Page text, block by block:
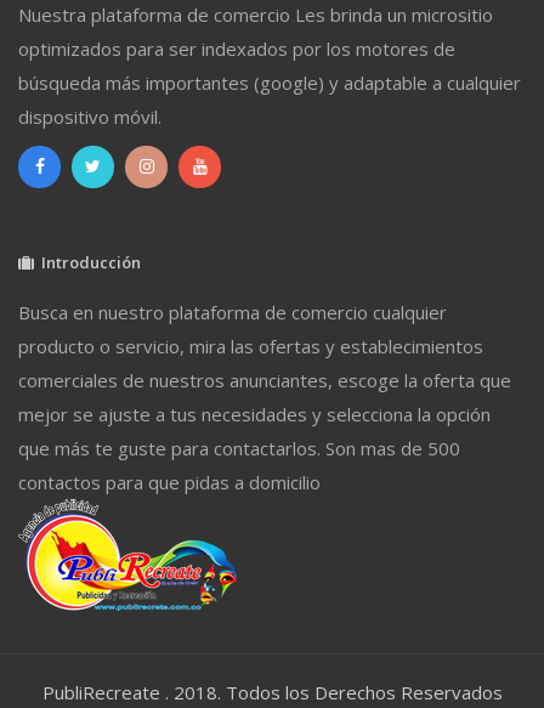
Nuestra plataforma de comercio Les brinda un micrositio
optimizados para ser indexados por los motores de
búsqueda más importantes (google) y adaptable a cualquier
dispositivo móvil.
Introducción
Busca en nuestro plataforma de comercio cualquier
producto o servicio, mira las ofertas y establecimientos
comerciales de nuestros anunciantes, escoge la oferta que
mejor se ajuste a tus necesidades y selecciona la opción
que más te guste para contactarlos. Son mas de 500
contactos para que pidas a domicilio
PubliRecreate . 2018. Todos los Derechos Reservados